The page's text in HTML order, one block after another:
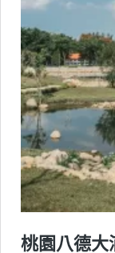
桃園八德大